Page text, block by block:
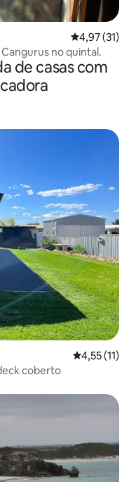
4,97 de uma
4,97 (31)
no quintal.
de casas com
4,55 de uma
4,55 (11)
coberto